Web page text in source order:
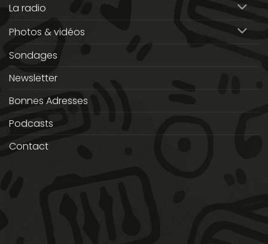
La radio
Photos & vidéos
Sondages
Newsletter
Bonnes Adresses
Podcasts
Contact